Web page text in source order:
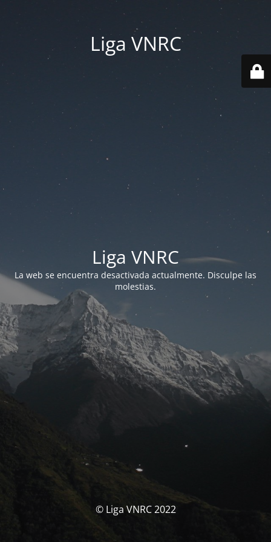
Liga VNRC
Liga VNRC
La web se encuentra desactivada actualmente. Disculpe las
molestias.
© Liga VNRC 2022